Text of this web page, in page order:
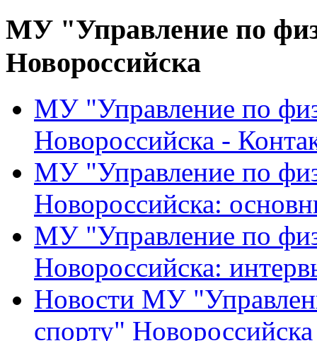
МУ "Управление по
Новороссийска
МУ "Управление по
Новороссийска -
МУ "Управление по
Новороссийска:
МУ "Управление по
Новороссийска:
Новости МУ
спорту" Новороссийска